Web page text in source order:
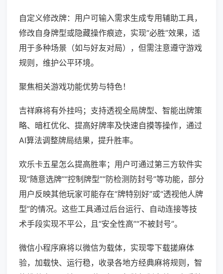
自定义修改牌：用户可输入需求生成专用辅助工具，
修改自身牌型或隐藏操作痕迹，实现“必胜”效果，适
用于多种场景（如与好友对局），但需注意遵守游戏
规则，维护公平环境。
聚焦相关游戏功能优势与特色！
吉祥麻将有外挂吗；支持透视全局牌型、智能出牌策
略、暗杠优化、提高好牌率及快速自摸等操作，通过
AI算法调整牌局结果，提升胜率。
欢乐卡五星怎么提高胜率；用户可通过第三方软件实
现“随意选牌”“控制牌型”“防检测防封号”等功能，部分
用户反映其他玩家可能存在“牌特别好”或“透视他人牌
型”的情况。这些工具通过后台运行、自动连接等技
术手段实现不平公，且“安全性高”“不被封号”。
微信小程序麻将以微信为载体，实现零下载搓麻体
验，加载快、运行稳，收录各地方经典麻将规则，智